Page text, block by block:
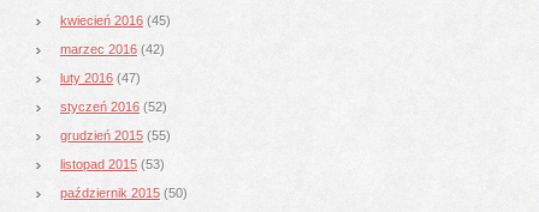
kwiecień 2016 (45)
marzec 2016 (42)
luty 2016 (47)
styczeń 2016 (52)
grudzień 2015 (55)
listopad 2015 (53)
październik 2015 (50)